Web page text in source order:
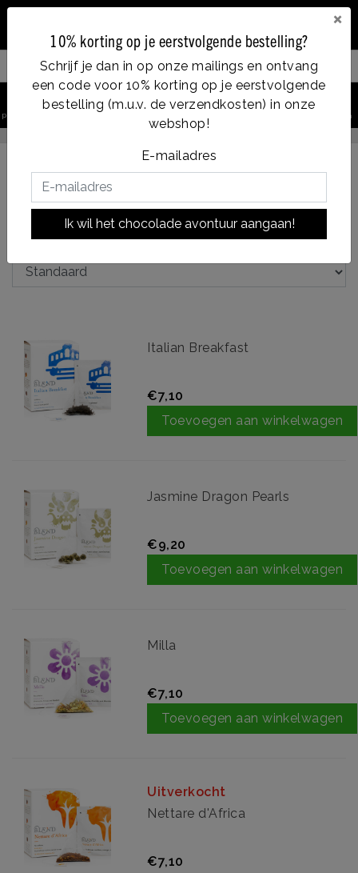
×
10% korting op je eerstvolgende bestelling?
Schrijf je dan in op onze mailings en ontvang
een code voor 10% korting op je eerstvolgende
bestelling (m.u.v. de verzendkosten) in onze
webshop!
E-mailadres
Ik wil het chocolade avontuur aangaan!
Vanaf €35, gratis verzending
Terug naar Thee|Assortiment Thee Op smaak
Op smaak
Italian Breakfast
€7,10
Toevoegen aan winkelwagen
Jasmine Dragon Pearls
€9,20
Toevoegen aan winkelwagen
Milla
€7,10
Toevoegen aan winkelwagen
Uitverkocht
Nettare d'Africa
€7,10
Filter your products
product zoeken Account Winkelwagen